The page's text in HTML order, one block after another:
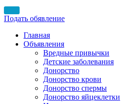
Подать обявление
Главная
Объявления
Вредные привычки
Детские заболевания
Донорство
Донорство крови
Донорство спермы
Донорство яйцеклетки